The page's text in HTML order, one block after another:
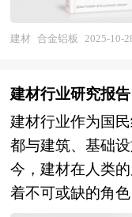
研究了主要户外
国户外家具行业
趋向研判，是户
企业等单位准确
把握企业定位和
续发展。 随着国
竞争日趋激烈，
积聚中，企业兼
际化的企业兼并
的东风，打造我
企业兼并重组对
理结构及建立现
可持续发展的重
展机遇。同时，
展。 合金铝板行
微观相结合的分
法，在描述行业
细化分析，重点
及表格方式，直
建材 合金铝板 2025-10-
建材行业研究报告
建材行业作为国
都与建筑、基础
今，建材在人类
着不可或缺的角